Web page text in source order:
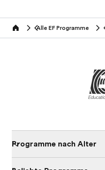
home Alle EF Programme
Programme nach Alter